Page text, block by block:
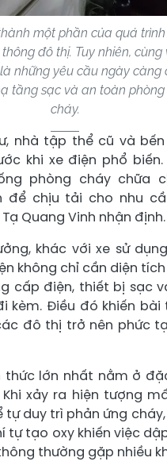
một phần của quá
đô thị. Tuy nhiên, cùng
những yêu cầu ngày càng
tầng sạc và an toàn
cháy.
nhà tập thể cũ và
khi xe điện phổ biến.
phòng cháy chữa
để chịu tải cho nhu
Quang Vinh nhận định.
khác với xe sử
không chỉ cần diện
cấp điện, thiết bị sạc
kèm. Điều đó khiến bài
đô thị trở nên phức
thức lớn nhất nằm ở
xảy ra hiện tượng
tự duy trì phản ứng
tự tạo oxy khiến việc
thường gặp nhiều